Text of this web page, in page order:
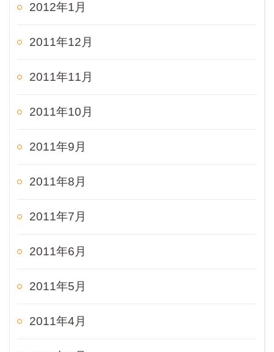
2012年1月
2011年12月
2011年11月
2011年10月
2011年9月
2011年8月
2011年7月
2011年6月
2011年5月
2011年4月